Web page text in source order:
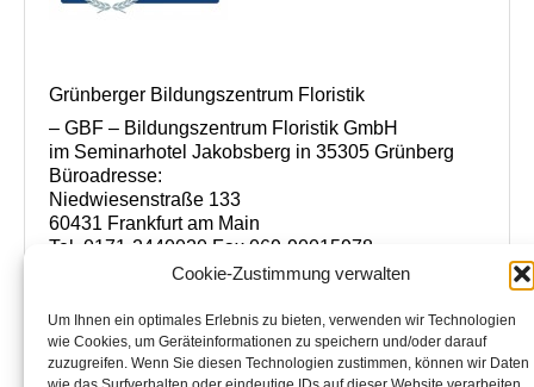
Cookie-Zustimmung verwalten
Um Ihnen ein optimales Erlebnis zu bieten, verwenden wir Technologien
wie Cookies, um Geräteinformationen zu speichern und/oder darauf
zuzugreifen. Wenn Sie diesen Technologien zustimmen, können wir Daten
Grünberger Bildungszentrum Floristik
– GBF – Bildungszentrum Floristik GmbH
im Seminarhotel Jakobsberg in 35305 Grünberg
Büroadresse:
Niedwiesenstraße 133
60431 Frankfurt am Main
Tel. 0171-2440020 Fax 069-90015978
www.florist-meisterschule.de
info@bildungszentrum-floristik.de
Handelsregister Giessen HRB Nr.6087
Steuer Nr. FA Giessen 02023400220